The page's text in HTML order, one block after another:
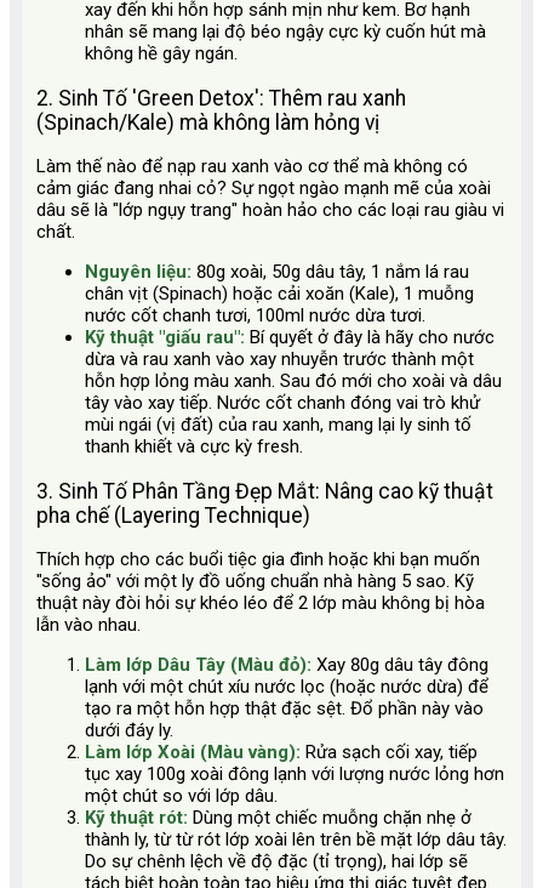
xay đến khi hỗn hợp sánh mịn như kem. Bơ hạnh
nhân sẽ mang lại độ béo ngậy cực kỳ cuốn hút mà
không hề gây ngán.
2. Sinh Tố 'Green Detox': Thêm rau xanh
(Spinach/Kale) mà không làm hỏng vị
Làm thế nào để nạp rau xanh vào cơ thể mà không có
cảm giác đang nhai cỏ? Sự ngọt ngào mạnh mẽ của xoài
dâu sẽ là "lớp ngụy trang" hoàn hảo cho các loại rau giàu vi
chất.
Nguyên liệu: 80g xoài, 50g dâu tây, 1 nắm lá rau
chân vịt (Spinach) hoặc cải xoăn (Kale), 1 muỗng
nước cốt chanh tươi, 100ml nước dừa tươi.
Kỹ thuật "giấu rau": Bí quyết ở đây là hãy cho nước
dừa và rau xanh vào xay nhuyễn trước thành một
hỗn hợp lỏng màu xanh. Sau đó mới cho xoài và dâu
tây vào xay tiếp. Nước cốt chanh đóng vai trò khử
mùi ngái (vị đất) của rau xanh, mang lại ly sinh tố
thanh khiết và cực kỳ fresh.
3. Sinh Tố Phân Tầng Đẹp Mắt: Nâng cao kỹ thuật
pha chế (Layering Technique)
Thích hợp cho các buổi tiệc gia đình hoặc khi bạn muốn
"sống ảo" với một ly đồ uống chuẩn nhà hàng 5 sao. Kỹ
thuật này đòi hỏi sự khéo léo để 2 lớp màu không bị hòa
lẫn vào nhau.
Làm lớp Dâu Tây (Màu đỏ): Xay 80g dâu tây đông
lạnh với một chút xíu nước lọc (hoặc nước dừa) để
tạo ra một hỗn hợp thật đặc sệt. Đổ phần này vào
dưới đáy ly.
Làm lớp Xoài (Màu vàng): Rửa sạch cối xay, tiếp
tục xay 100g xoài đông lạnh với lượng nước lỏng hơn
một chút so với lớp dâu.
Kỹ thuật rót: Dùng một chiếc muỗng chặn nhẹ ở
thành ly, từ từ rót lớp xoài lên trên bề mặt lớp dâu tây.
Do sự chênh lệch về độ đặc (tỉ trọng), hai lớp sẽ